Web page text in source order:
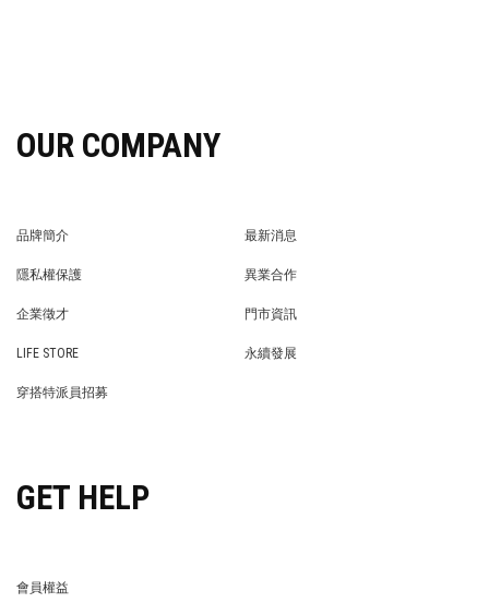
OUR COMPANY
品牌簡介
最新消息
隱私權保護
異業合作
企業徵才
門市資訊
LIFE STORE
永續發展
穿搭特派員招募
GET HELP
會員權益